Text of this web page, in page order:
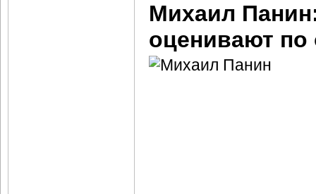
Михаил
оценивают по